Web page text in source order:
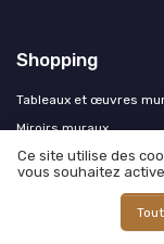
Shopping
Tableaux et œuvres
Miroirs muraux
Décorations murales
Éléments muraux
Ce site utilise des
vous souhaitez